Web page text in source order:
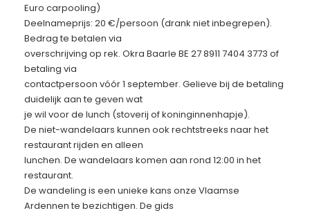
Euro carpooling)
Deelnameprijs: 20 €/persoon (drank niet inbegrepen).
Bedrag te betalen via
overschrijving op rek. Okra Baarle BE 27 8911 7404 3773 of
betaling via
contactpersoon vóór 1 september. Gelieve bij de betaling
duidelijk aan te geven wat
je wil voor de lunch (stoverij of koninginnenhapje).
De niet-wandelaars kunnen ook rechtstreeks naar het
restaurant rijden en alleen
lunchen. De wandelaars komen aan rond 12:00 in het
restaurant.
De wandeling is een unieke kans onze Vlaamse
Ardennen te bezichtigen. De gids